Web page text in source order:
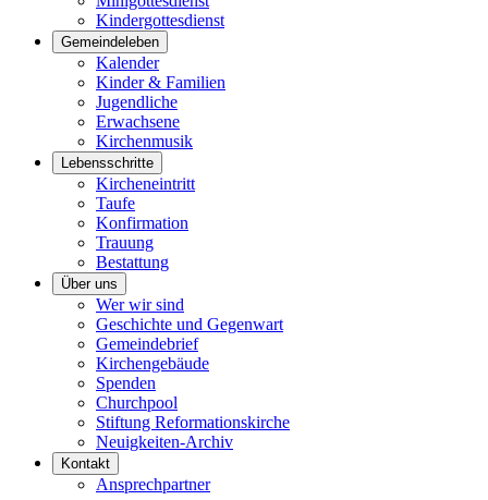
Kindergottesdienst
Gemeindeleben
Kalender
Kinder & Familien
Jugendliche
Erwachsene
Kirchenmusik
Lebensschritte
Kircheneintritt
Taufe
Konfirmation
Trauung
Bestattung
Über uns
Wer wir sind
Geschichte und Gegenwart
Gemeindebrief
Kirchengebäude
Spenden
Churchpool
Stiftung Reformationskirche
Neuigkeiten-Archiv
Kontakt
Ansprechpartner